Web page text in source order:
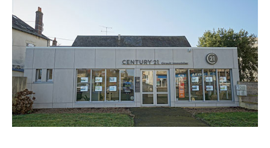
9 bis avenue Gérard Yvon
VENDOME - 41100
Envoyer un message
Téléphoner à l'agence